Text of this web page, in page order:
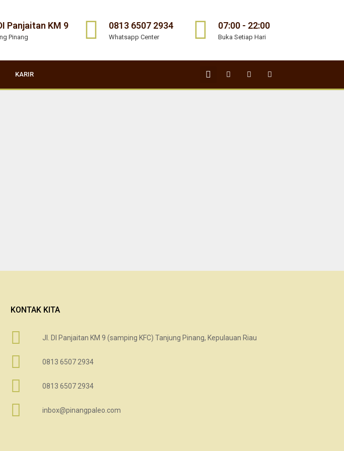
Panjaitan KM 9
Pinang
0813 6507 2934
Whatsapp Center
07:00 - 22:00
Buka Setiap Hari
KARIR
KONTAK KITA
Jl. DI Panjaitan KM 9 (samping KFC) Tanjung Pinang, Kepulauan Riau
0813 6507 2934
0813 6507 2934
inbox@pinangpaleo.com